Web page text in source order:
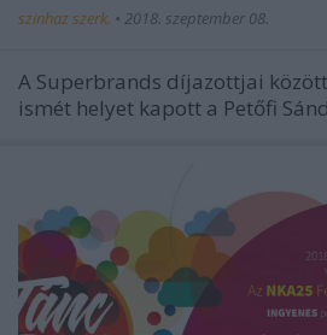
szinhaz szerk. • 2018. szeptember 08.
A Superbrands díjazottjai
ismét helyet kapott a Petőfi